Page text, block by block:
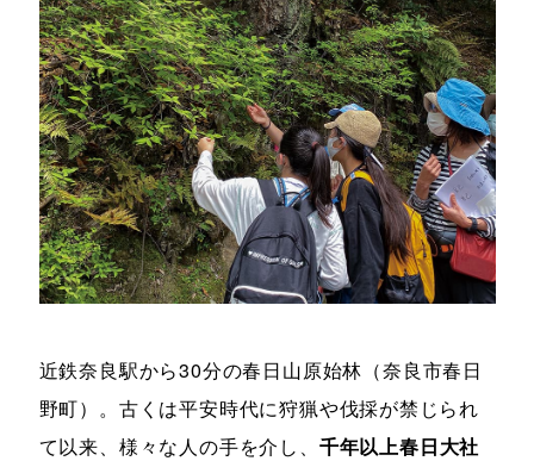
近鉄奈良駅から30分の春日山原始林（奈良市春日
野町）。古くは平安時代に狩猟や伐採が禁じられ
て以来、様々な人の手を介し、 千年以上春日大社